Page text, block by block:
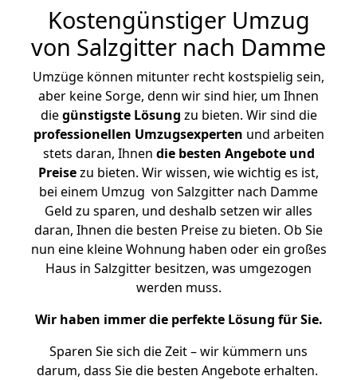
Kostengünstiger Umzug
von Salzgitter nach Damme
Umzüge können mitunter recht kostspielig sein,
aber keine Sorge, denn wir sind hier, um Ihnen
diegünstigste Lösung zu bieten. Wir sind die
professionellen Umzugsexperten und arbeiten
stets daran, Ihnen die besten Angebote und
Preisezu bieten. Wir wissen, wie wichtig es ist,
bei einem Umzug von Salzgitter nach Damme
Geld zu sparen, und deshalb setzen wir alles
daran, Ihnen die besten Preise zu bieten. Ob Sie
nun eine kleine Wohnung haben oder ein großes
Haus in Salzgitter besitzen, was umgezogen
werden muss.
Wir haben immer die perfekte Lösung für Sie.
Sparen Sie sich die Zeit – wir kümmern uns
darum, dass Sie die besten Angebote erhalten.